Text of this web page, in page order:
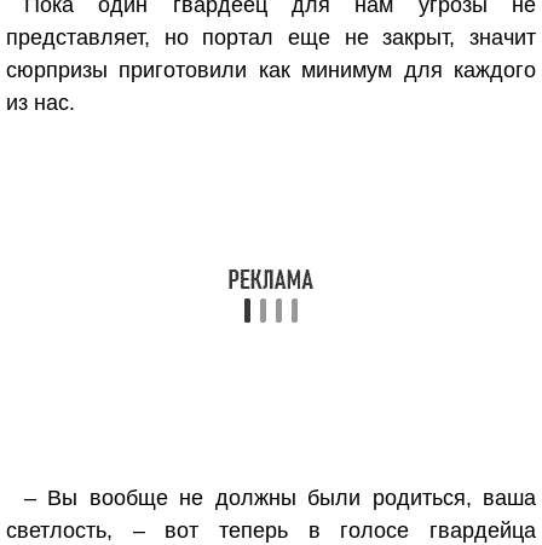
Пока один гвардеец для нам угрозы не
представляет, но портал еще не закрыт, значит
сюрпризы приготовили как минимум для каждого
из нас.
– Вы вообще не должны были родиться, ваша
светлость, – вот теперь в голосе гвардейца